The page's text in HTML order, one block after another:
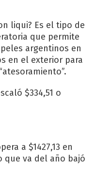
liqui? Es el tipo de
que permite
argentinos en
en el exterior para
$334,51 o
a $1427,13 en
que va del año bajó